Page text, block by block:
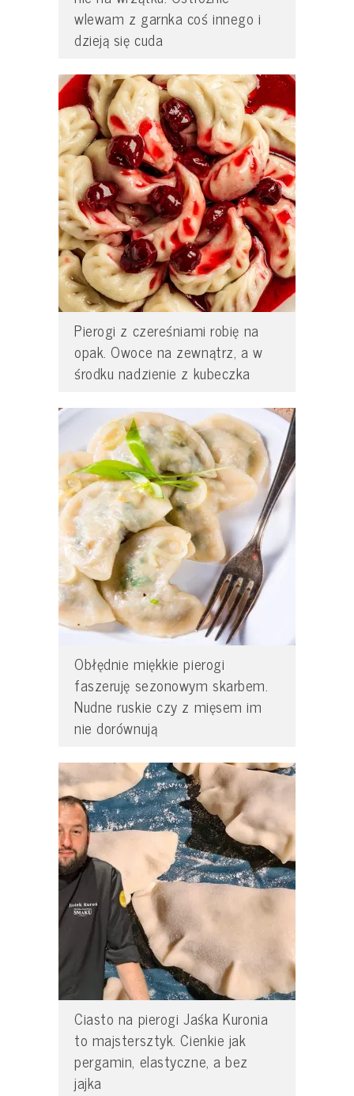
wlewam z garnka coś innego i
dzieją się cuda
Pierogi z czereśniami robię na
opak. Owoce na zewnątrz, a w
środku nadzienie z kubeczka
Obłędnie miękkie pierogi
faszeruję sezonowym skarbem.
Nudne ruskie czy z mięsem im
nie dorównują
Ciasto na pierogi Jaśka Kuronia
to majstersztyk. Cienkie jak
pergamin, elastyczne, a bez
jajka